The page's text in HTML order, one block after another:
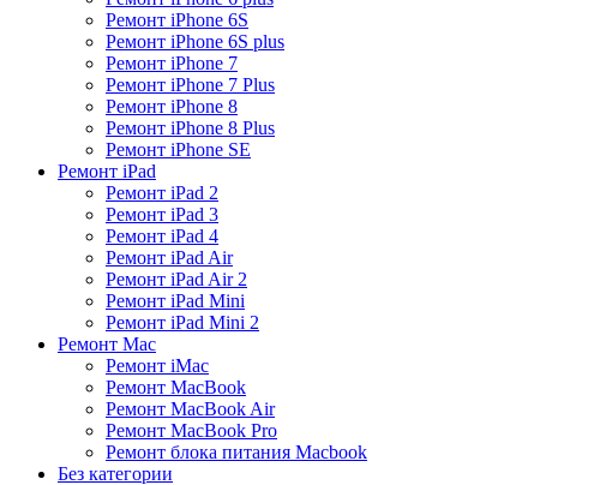
Ремонт iPhone 6S
Ремонт iPhone 6S plus
Ремонт iPhone 7
Ремонт iPhone 7 Plus
Ремонт iPhone 8
Ремонт iPhone 8 Plus
Ремонт iPhone SE
Ремонт iPad
Ремонт iPad 2
Ремонт iPad 3
Ремонт iPad 4
Ремонт iPad Air
Ремонт iPad Air 2
Ремонт iPad Mini
Ремонт iPad Mini 2
Ремонт Mac
Ремонт iMac
Ремонт MacBook
Ремонт MacBook Air
Ремонт MacBook Pro
Ремонт блока питания Macbook
Без категории